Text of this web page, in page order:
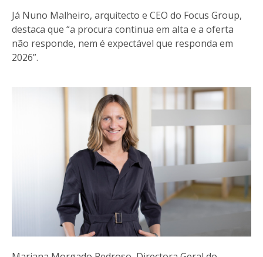
Já Nuno Malheiro, arquitecto e CEO do Focus Group,
destaca que “a procura continua em alta e a oferta
não responde, nem é expectável que responda em
2026”.